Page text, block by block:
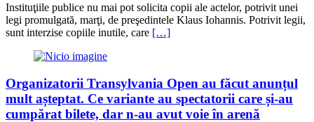
Instituţiile publice nu mai pot solicita copii ale actelor, potrivit unei
legi promulgată, marţi, de preşedintele Klaus Iohannis. Potrivit legii,
sunt interzise copiile inutile, care […]
Organizatorii Transylvania Open au făcut anunțul
mult așteptat. Ce variante au spectatorii care și-au
cumpărat bilete, dar n-au avut voie în arenă